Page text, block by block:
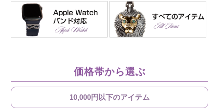
価格帯から選ぶ
10,000円以下のアイテム